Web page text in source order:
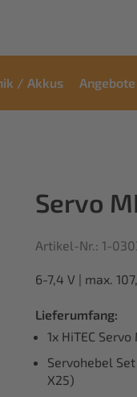
/ Akkus
Servo
Artikel-Nr.: 1-
6-7,4 V | max.
Lieferumfang:
1x HiTEC Servo
Servohebel
X25)